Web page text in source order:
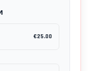
€25.00